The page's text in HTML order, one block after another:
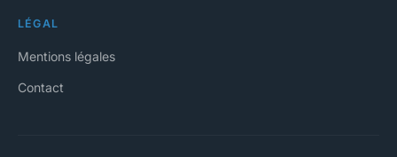
LÉGAL
Mentions légales
Contact